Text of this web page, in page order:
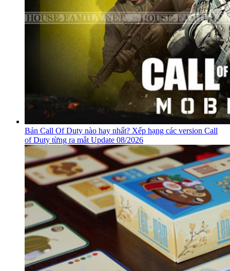
Bản Call Of Duty nào hay nhất? Xếp hạng các version Call
of Duty từng ra mắt Update 08/2026